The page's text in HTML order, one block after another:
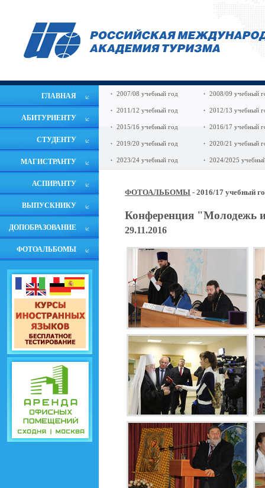
ГЛАВНАЯ
АБИТУРИЕНТУ
СТУДЕНТУ
МАГИСТРАНТУ
АСПИРАНТУ
ВЫПУСКНИКУ
ДОПОБРАЗОВАНИЕ
ФОТОАЛЬБОМЫ
2007/08 учебный год 2008/09 учебный
2011/12 учебный год 2012/13 учебный
2015/16 учебный год 2016/17 учебный
2019/20 учебный год 2020/21 учебный
2023/24 учебный год 2024/2025
ФОТОАЛЬБОМЫ - 2016/17 учебный
Конференция "Молодежь
29.11.2016